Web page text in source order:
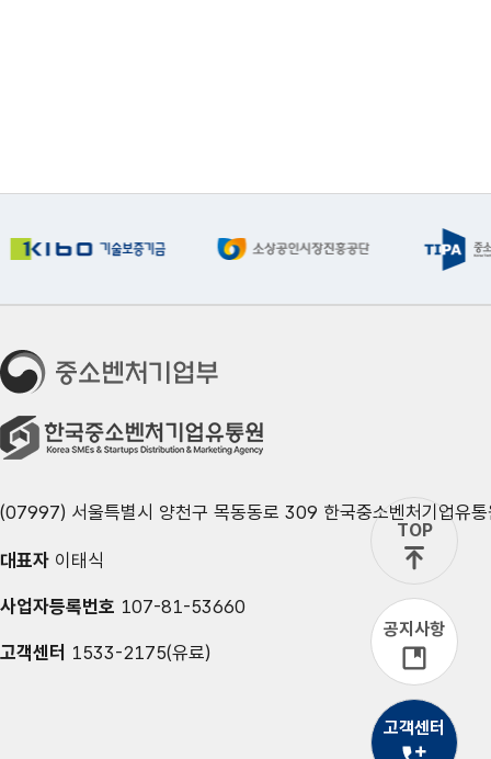
(07997) 서울특별시 양천구 목동동로 309 한국중소벤처기업유통
대표자 이태식
사업자등록번호 107-81-53660
고객센터 1533-2175(유료)
TOP
공지사항
유선상담
1533-2175(
고객센터